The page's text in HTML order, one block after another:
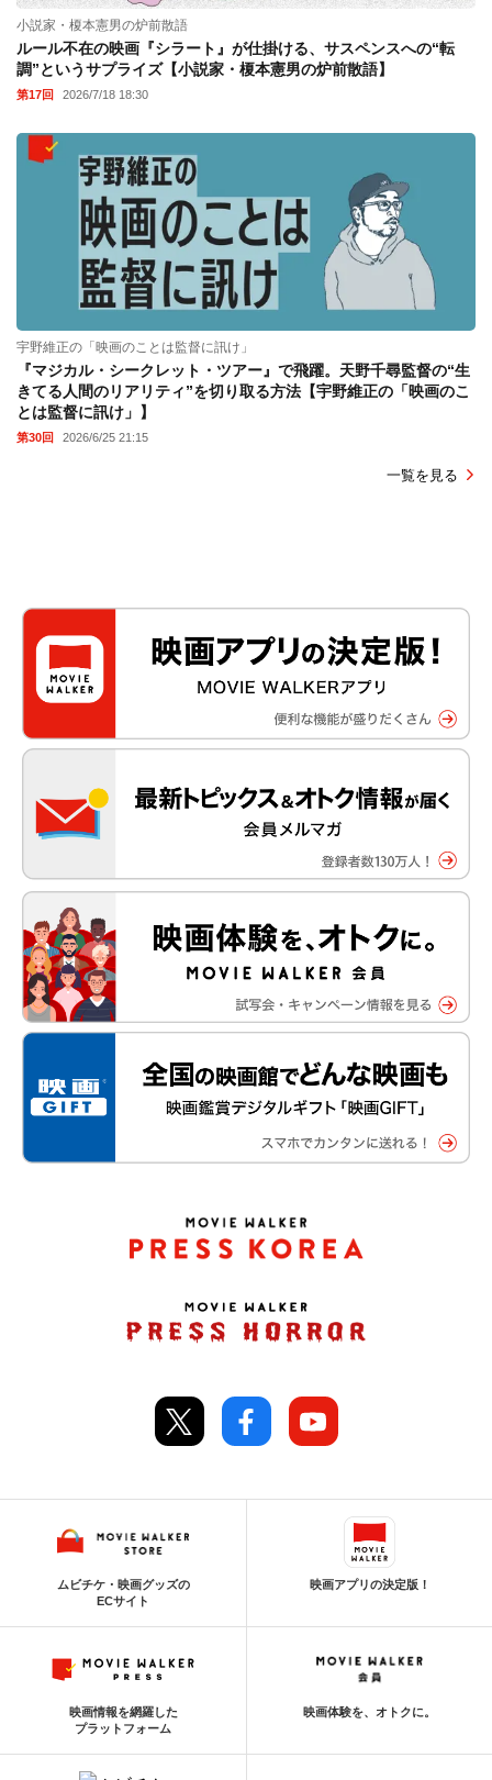
小説家・榎本憲男の炉前散語
ルール不在の映画『シラート』が仕掛ける、サスペンスへの“転
調”というサプライズ【小説家・榎本憲男の炉前散語】
第17回 2026/7/18 18:30
宇野維正の「映画のことは監督に訊け」
『マジカル・シークレット・ツアー』で飛躍。天野千尋監督の“生
きてる人間のリアリティ”を切り取る方法【宇野維正の「映画のこ
とは監督に訊け」】
第30回 2026/6/25 21:15
一覧を見る
ムビチケ・映画グッズの
ECサイト
映画アプリの決定版！
映画情報を網羅した
プラットフォーム
映画体験を、オトクに。